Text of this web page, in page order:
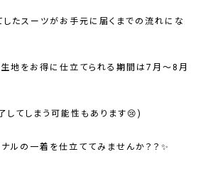
たスーツがお手元に届くまでの流れにな
地をお得に仕立てられる期間は7月～8月
してしまう可能性もあります😢)
ルの一着を仕立ててみませんか？？✨